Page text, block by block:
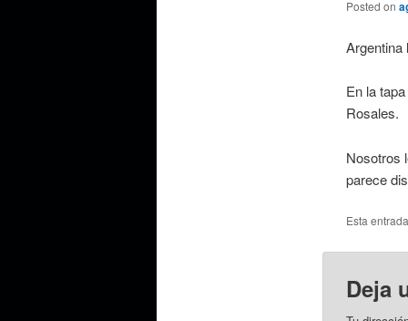
Posted on
Argentina
En la
Rosales.
Nosotros
parece
Esta
Deja